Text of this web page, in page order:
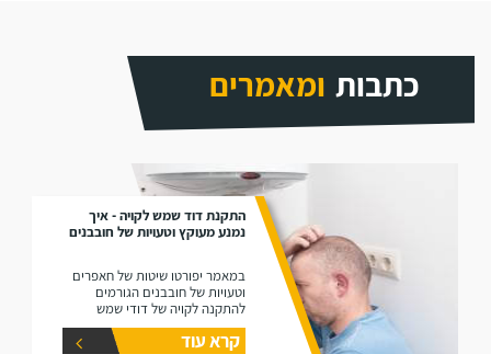
כתבות ומאמרים
התקנת דוד שמש לקויה - איך
נמנע מעוקץ וטעויות של חובבנים
במאמר יפורטו שיטות של חאפרים
וטעויות של חובבנים הגורמים
להתקנה לקויה של דודי שמש
קרא עוד